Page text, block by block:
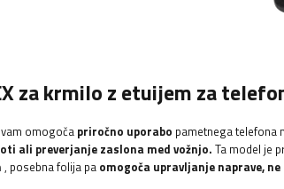
za krmilo z etuijem za
omogoča priročno uporabo pametnega telefona
ali preverjanje zaslona med vožnjo.Ta model je
, posebna folija pa omogoča upravljanje naprave,